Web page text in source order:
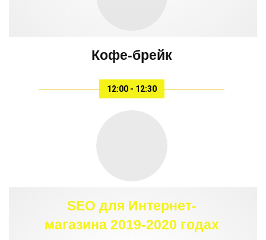
12:00 - 12:30
Кофе-брейк
SEO для Интернет-
магазина 2019-2020 годах